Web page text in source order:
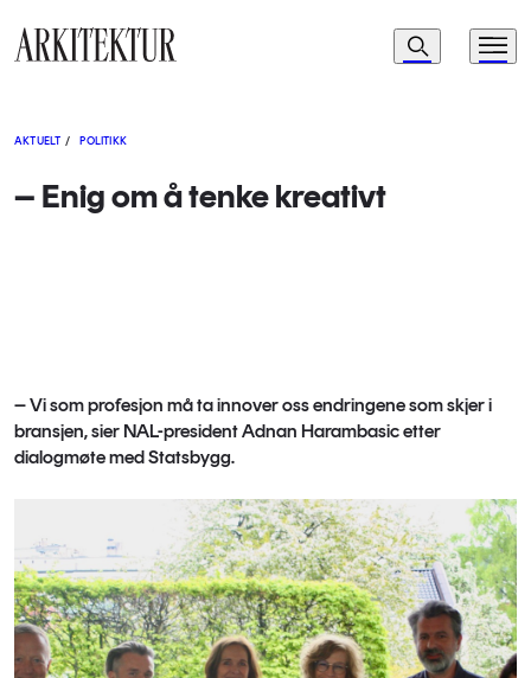
Navigasjon
Søk Meny
AKTUELT / POLITIKK
– Enig om å tenke kreativt
– Vi som profesjon må ta innover oss endringene som skjer i
bransjen, sier NAL-president Adnan Harambasic etter
dialogmøte med Statsbygg.